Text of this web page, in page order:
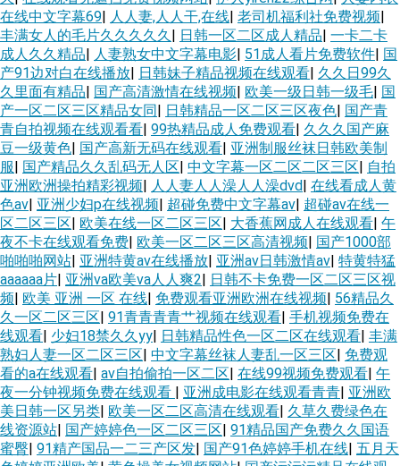
在线中文字幕69| 人人妻,人人干,在线| 老司机福利社免费视频|
丰满女人的毛片久久久久久| 日韩一区二区成人精品| 一卡二卡
成人久久精品| 人妻熟女中文字幕电影| 51成人看片免费软件| 国
产91边对白在线播放| 日韩妹子精品视频在线观看| 久久日99久
久里面有精品| 国产高清激情在线视频| 欧美一级日韩一级毛| 国
产一区二区三区精品女同| 日韩精品一区二区三区夜色| 国产青
青自拍视频在线观看看| 99热精品成人免费观看| 久久久国产麻
豆一级黄色| 国产高新无码在线观看| 亚洲制服丝袜日韩欧美制
服| 国产精品久久乱码无人区| 中文字幕一区二区二区三区| 自拍
亚洲欧洲操拍精彩视频| 人人妻人人澡人人澡dvd| 在线看成人黄
色av| 亚洲少妇p在线视频| 超碰免费中文字幕av| 超碰av在线一
区二区三区| 欧美在线一区二区三区| 大香蕉网成人在线观看| 午
夜不卡在线观看免费| 欧美一区二区三区高清视频| 国产1000部
啪啪啪网站| 亚洲特黄av在线播放| 亚洲av日韩激情av| 特黄特猛
aaaaaa片| 亚洲va欧美va人人爽2| 日韩不卡免费一区二区三区视
频| 欧美 亚洲 一区 在线| 免费观看亚洲欧洲在线视频| 56精品久
久一区二区三区| 91青青青青艹视频在线观看| 手机视频免费在
线观看| 少妇18禁久久yy| 日韩精品性色一区二区在线观看| 丰满
熟妇人妻一区二区三区| 中文字幕丝袜人妻乱一区三区| 免费观
看的a在线观看| av自拍偷拍一区二区| 在线99视频免费观看| 午
夜一分钟视频免费在线观看 | 亚洲成电影在线观看青青| 亚洲欧
美日韩一区另类| 欧美一区二区高清在线观看| 久草久费绿色在
线资源站| 国产婷婷色一区二区三区| 91精品国产免费久久国语
蜜臀| 91精产国品一二三产区发| 国产91色婷婷手机在线| 五月天